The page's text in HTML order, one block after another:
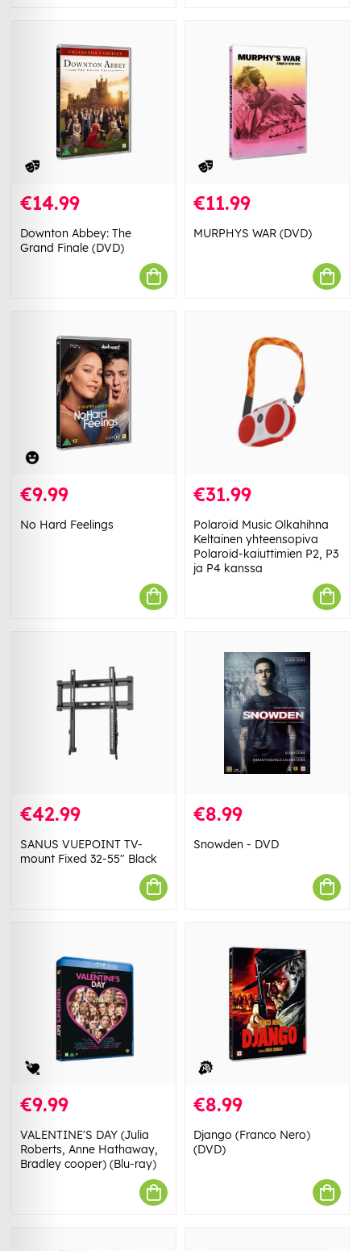
€14.99
Downton Abbey: The
Grand Finale (DVD)
€11.99
MURPHYS WAR (DVD)
€9.99
No Hard Feelings
€31.99
Polaroid Music Olkahihna
Keltainen yhteensopiva
Polaroid-kaiuttimien P2, P3
ja P4 kanssa
€42.99
SANUS VUEPOINT TV-
mount Fixed 32-55" Black
€8.99
Snowden - DVD
€9.99
VALENTINE'S DAY (Julia
Roberts, Anne Hathaway,
Bradley cooper) (Blu-ray)
€8.99
Django (Franco Nero)
(DVD)